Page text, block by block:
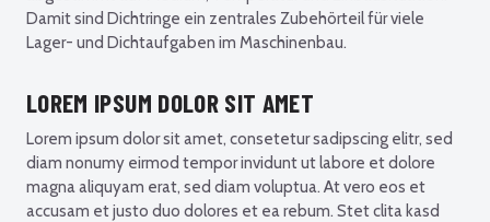
Damit sind Dichtringe ein zentrales Zubehörteil für viele
Lager- und Dichtaufgaben im Maschinenbau.
LOREM IPSUM DOLOR SIT AMET
Lorem ipsum dolor sit amet, consetetur sadipscing elitr, sed
diam nonumy eirmod tempor invidunt ut labore et dolore
magna aliquyam erat, sed diam voluptua. At vero eos et
accusam et justo duo dolores et ea rebum. Stet clita kasd